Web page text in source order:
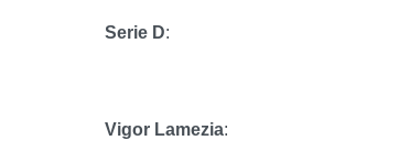
Serie D:
Vigor Lamezia: